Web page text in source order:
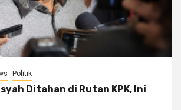
Politik
Ditahan di Rutan KPK, Ini